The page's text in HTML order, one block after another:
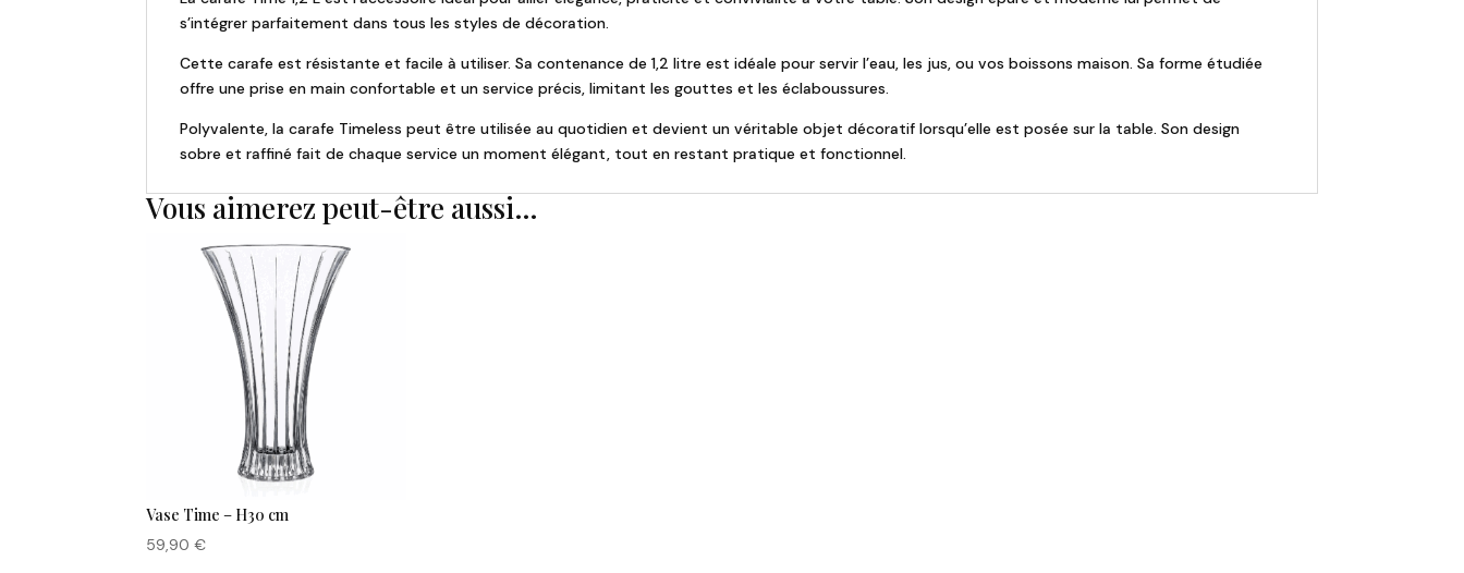
s’intégrer parfaitement dans tous les styles de décoration.
Cette carafe est résistante et facile à utiliser. Sa contenance de 1,2 litre est idéale pour servir l’eau, les jus, ou vos boissons maison. Sa forme étudiée
offre une prise en main confortable et un service précis, limitant les gouttes et les éclaboussures.
Polyvalente, la carafe Timeless peut être utilisée au quotidien et devient un véritable objet décoratif lorsqu’elle est posée sur la table. Son design
sobre et raffiné fait de chaque service un moment élégant, tout en restant pratique et fonctionnel.
Vous aimerez peut-être aussi…
Vase Time – H30 cm
59,90€